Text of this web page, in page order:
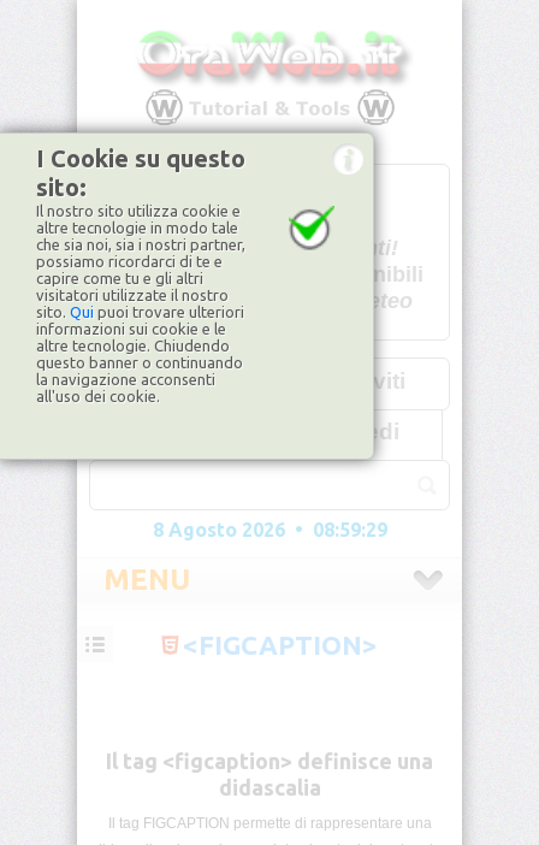
U - -
Spiacenti!
non disponibili
Dati meteo
©2026ilMeteo.it
Iscriviti
Accedi
8 Agosto 2026 • 08:59:31
MENU
HTML
HTML
<FIGCAPTION>
Il tag <figcaption> definisce una
didascalia
Il tag FIGCAPTION permette di rappresentare una
I Cookie su questo
sito:
Il nostro sito utilizza cookie e
altre tecnologie in modo tale
che sia noi, sia i nostri partner,
possiamo ricordarci di te e
capire come tu e gli altri
visitatori utilizzate il nostro
sito. Qui puoi trovare ulteriori
informazioni sui cookie e le
altre tecnologie. Chiudendo
questo banner o continuando
la navigazione acconsenti
all'uso dei cookie.